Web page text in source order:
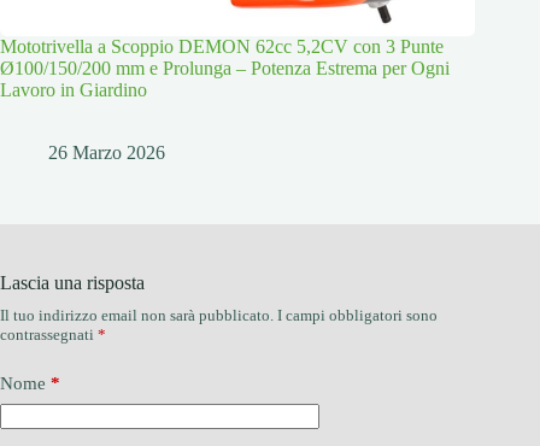
Mototrivella a Scoppio DEMON 62cc 5,2CV con 3 Punte
Ø100/150/200 mm e Prolunga – Potenza Estrema per Ogni
Lavoro in Giardino
26 Marzo 2026
Lascia una risposta
Il tuo indirizzo email non sarà pubblicato. I campi obbligatori sono
contrassegnati *
Nome *